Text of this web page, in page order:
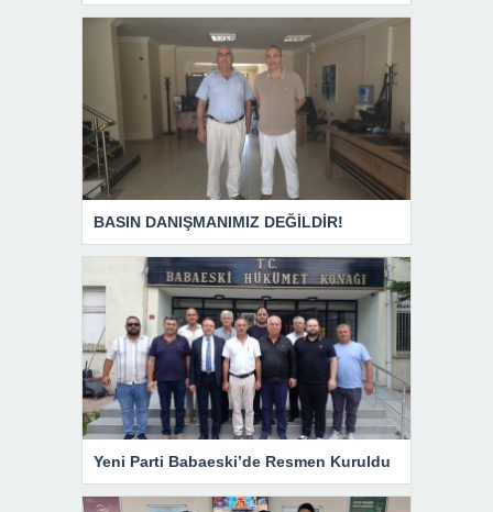
BASIN DANIŞMANIMIZ DEĞİLDİR!
Yeni Parti Babaeski’de Resmen Kuruldu